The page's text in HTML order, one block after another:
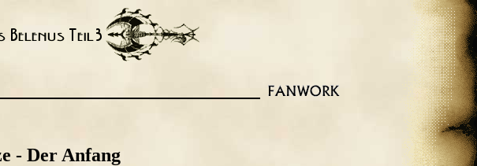
- Der Anfang